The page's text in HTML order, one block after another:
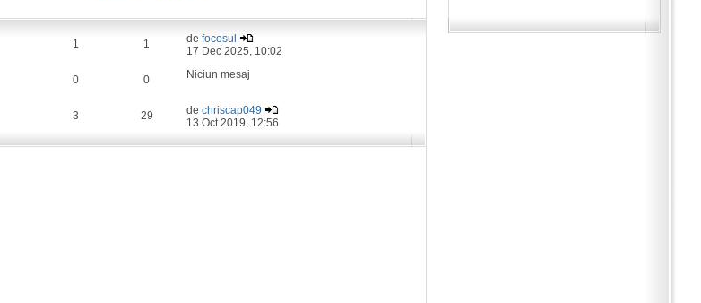
1 1 defocosul
17 Dec 2025, 10:02
0 0 Niciun mesaj
3 29 dechriscap049
13 Oct 2019, 12:56